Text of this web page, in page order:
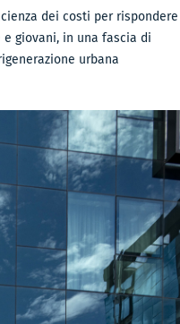
dei costi per rispondere
giovani, in una fascia di
urbana